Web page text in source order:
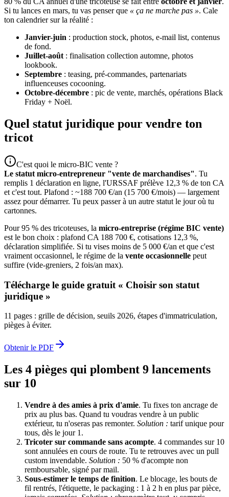
Si tu lances en mars, tu vas penser que « ça ne marche pas ». Cale
ton calendrier sur la réalité :
Janvier-juin : production stock, photos, e-mail list, contenus
de fond.
Juillet-août : finalisation collection automne, photos
lookbook.
Septembre : teasing, pré-commandes, partenariats
influenceuses cocooning.
Octobre-décembre : pic de vente, marchés, opérations Black
Friday + Noël.
Quel statut juridique pour vendre ton
tricot
C'est quoi le micro-BIC vente ?
Le statut micro-entrepreneur "vente de marchandises". Tu
remplis 1 déclaration en ligne, l'URSSAF prélève 12,3 % de ton CA
et c'est tout. Plafond : ~188 700 €/an (15 700 €/mois) — largement
assez pour démarrer. Tu peux passer à un autre statut le jour où tu
cartonnes.
Pour 95 % des tricoteuses, la micro-entreprise (régime BIC vente)
est le bon choix : plafond CA 188 700 €, cotisations 12,3 %,
déclaration simplifiée. Si tu vises moins de 5 000 €/an et que c'est
vraiment occasionnel, le régime de la vente occasionnelle peut
suffire (vide-greniers, 2 fois/an max).
Télécharge le guide gratuit « Choisir son statut
juridique »
11 pages : grille de décision, seuils 2026, étapes d'immatriculation,
pièges à éviter.
Obtenir le PDF
Les 4 pièges qui plombent 9 lancements
sur 10
Vendre à des amies à prix d'amie. Tu fixes ton ancrage de
prix au plus bas. Quand tu voudras vendre à un public
extérieur, tu n'oseras pas remonter. Solution : tarif unique pour
tous, dès le jour 1.
Tricoter sur commande sans acompte. 4 commandes sur 10
sont annulées en cours de route. Tu te retrouves avec un pull
custom invendable. Solution : 50 % d'acompte non
remboursable, signé par mail.
Sous-estimer le temps de finition. Le blocage, les bouts de
fil rentrés, l'étiquette, le packaging : 1 à 2 h en plus par pièce,